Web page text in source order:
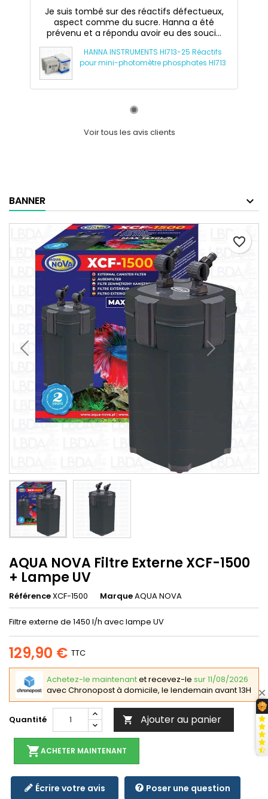
Je suis tombé sur des réactifs défectueux,
aspect comme du sucre. Hanna a été
prévenu et a répondu avoir eu des souci...
HANNA INSTRUMENTS HI713-25 Réactifs
pour mini-photomètre phosphates HI713
Voir tous les avis clients
BANNER
AQUA NOVA Filtre Externe XCF-1500
+ Lampe UV
RéférenceXCF-1500 MarqueAQUA NOVA
Filtre externe de 1450 l/h avec lampe UV
129,90 € TTC
Achetez-le maintenantet recevez-le sur 11/08/2026
avec Chronopost à domicile, le lendemain avant 13H
Quantité  Ajouter au panier
favorite_border
shopping_cartACHETER MAINTENANT
Écrire votre avis Poser une question